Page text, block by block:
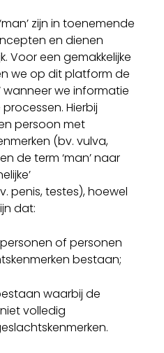
zijn in toenemende
en dienen
Voor een gemakkelijke
we op dit platform de
wanneer we informatie
Hierbij
persoon met
(bv. vulva,
de term ‘man’ naar
penis, testes), hoewel
dat:
personen of personen
bestaan;
waarbij de
volledig